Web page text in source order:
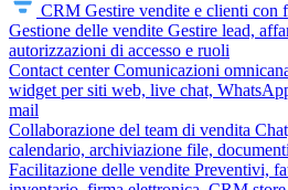
CRM Gestire vendite e clienti con
Gestione delle vendite Gestire lead,
autorizzazioni di accesso e ruoli
Contact center Comunicazioni
widget per siti web, live chat,
mail
Collaborazione del team di vendita
calendario, archiviazione file,
Facilitazione delle vendite Preventivi,